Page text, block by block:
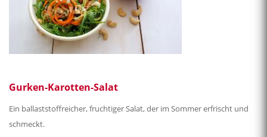
Gurken-Karotten-Salat
Ein ballaststoffreicher, fruchtiger Salat, der im Sommer erfrischt und
schmeckt.